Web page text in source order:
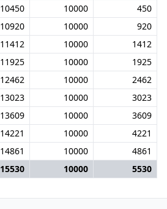
10450 10000
450
10920 10000
920
11412 10000
1412
11925 10000
1925
12462 10000
2462
13023 10000
3023
13609 10000
3609
14221 10000
4221
14861 10000
4861
15530 10000 5530